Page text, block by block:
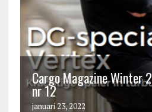
Cargo Magazine Winter
nr 12
januari 23, 2022